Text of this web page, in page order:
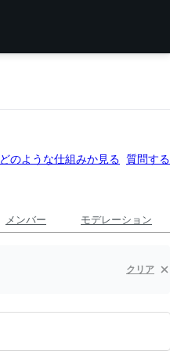
どのような仕組みか見る 質問する
メンバー モデレーション
クリア